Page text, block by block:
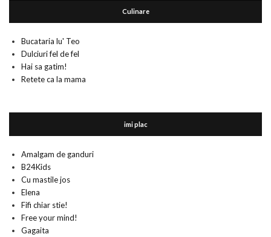
Culinare
Bucataria lu' Teo
Dulciuri fel de fel
Hai sa gatim!
Retete ca la mama
imi plac
Amalgam de ganduri
B24Kids
Cu mastile jos
Elena
Fifi chiar stie!
Free your mind!
Gagaita